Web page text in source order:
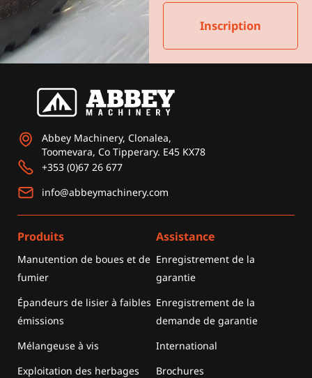
Inscription
Abbey Machinery, Clonalea,
Toomevara, Co Tipperary. E45 KX78
+353 (0)67 26 677
info@abbeymachinery.com
Produits
Manutention de boues et de
fumier
Épandeurs de lisier à faibles
émissions
Mélangeuse à vis
Exploitation des herbages
Assistance
Enregistrement de la
garantie
Enregistrement de la
demande de garantie
International
Brochures